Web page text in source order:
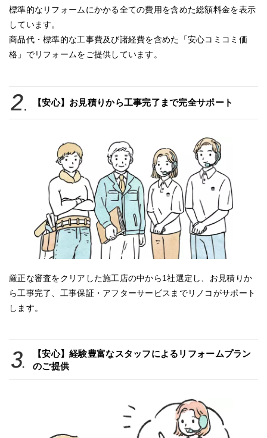
標準的なリフォームにかかる全ての費用を含めた総額料金を表示
しています。
商品代・標準的な工事費及び諸経費を含めた「安心コミコミ価
格」でリフォームをご提供しています。
【安心】お見積りから工事完了まで完全サポート
厳正な審査をクリアした施工店の中から1社選定し、お見積りか
ら工事完了、工事保証・アフターサービスまでリノコがサポート
します。
【安心】経験豊富なスタッフによるリフォームプラン
のご提供